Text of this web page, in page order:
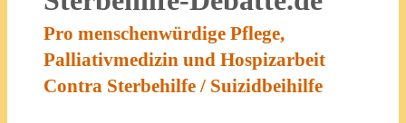
Pro menschenwürdige Pflege,
Palliativmedizin und Hospizarbeit
Contra Sterbehilfe / Suizidbeihilfe